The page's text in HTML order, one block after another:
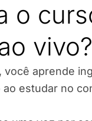
o
vivo?
aprende
estudar no